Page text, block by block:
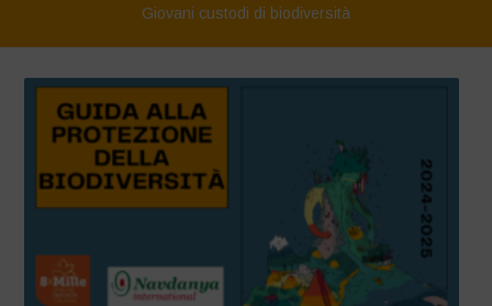
Giovani custodi di biodiversità